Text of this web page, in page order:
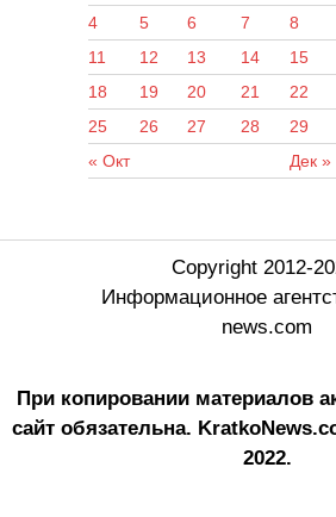
« Окт Дек »
4
5 6 7 8
11
12 13 14 15
18
19 20 21 22
25
26 27 28 29
Copyright 2012-
Информационное
news.com
При копировании материалов
сайт обязательна.
2022.